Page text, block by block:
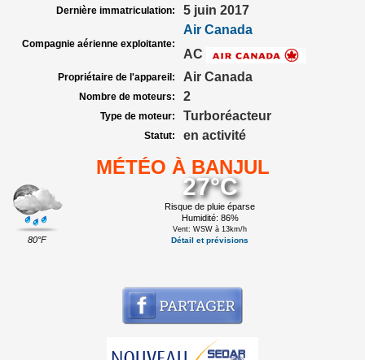
Dernière immatriculation: 5 juin 2017
Compagnie aérienne exploitante:
Air Canada
AC
Propriétaire de l'appareil: Air Canada
Nombre de moteurs: 2
Type de moteur: Turboréacteur
Statut: en activité
MÉTÉO À BANJUL
80°F
27°C
Risque de pluie éparse
Humidité: 86%
Vent: WSW à 13km/h
Détail et prévisions